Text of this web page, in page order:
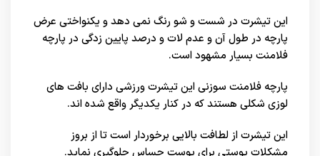
این تیشرت در شست و شو رنگ نمی دهد و یکنواختی عرض
پارچه در طول آن و عدم لات و درصد پایین زدگی در پارچه
فلامنت بسیار مشهود است.
پارچه فلامنت سوزنی این تیشرت ورزشی دارای بافت‌ های
لوزی شکلی هستند که در کنار یکدیگر واقع شده اند.
این تیشرت از لطافت بالایی برخوردار است تا از بروز